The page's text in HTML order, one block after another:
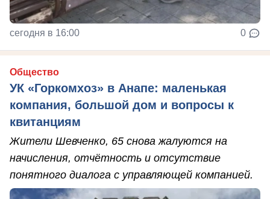
сегодня в 16:00 0
Общество
УК «Горкомхоз» в Анапе: маленькая
компания, большой дом и вопросы к
квитанциям
Жители Шевченко, 65 снова жалуются на
начисления, отчётность и отсутствие
понятного диалога с управляющей компанией.